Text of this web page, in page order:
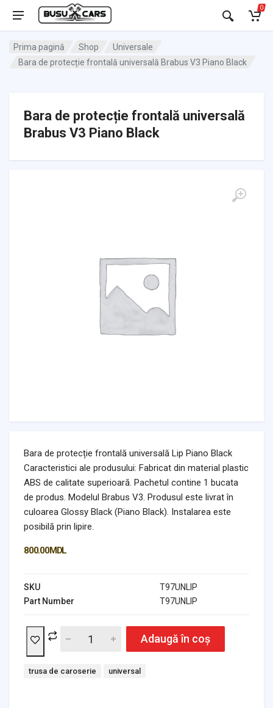
0
Prima pagină Shop
Universale
Bara de protecție frontală universală Brabus V3 Piano Black
Bara de protecție frontală universală
Brabus V3 Piano Black
Bara de protecție frontală universală Lip Piano Black
Caracteristici ale produsului: Fabricat din material plastic
ABS de calitate superioară. Pachetul contine 1 bucata
de produs. Modelul Brabus V3. Produsul este livrat în
culoarea Glossy Black (Piano Black). Instalarea este
posibilă prin lipire.
800.00MDL
SKU
T97UNLIP
Part Number
T97UNLIP
Adaugă în coș
Tags:
trusa de caroserie universal